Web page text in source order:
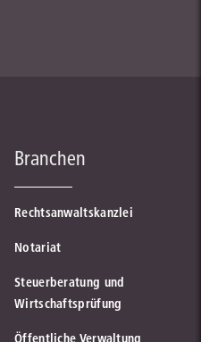
Branchen
Rechtsanwaltskanzlei
Notariat
Steuerberatung und
Wirtschaftsprüfung
Öffentliche Verwaltung